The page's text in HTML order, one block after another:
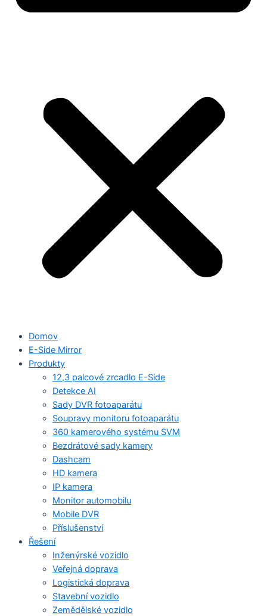
Domov
E-Side Mirror
Produkty
12,3 palcové zrcadlo E-Side
Detekce AI
Sady DVR fotoaparátu
Soupravy monitoru fotoaparátu
360 kamerového systému SVM
Bezdrátové sady kamery
Dashcam
HD kamera
IP kamera
Monitor automobilu
Mobile DVR
Příslušenství
Řešení
Inženýrské vozidlo
Veřejná doprava
Logistická doprava
Stavební vozidlo
Zemědělské vozidlo